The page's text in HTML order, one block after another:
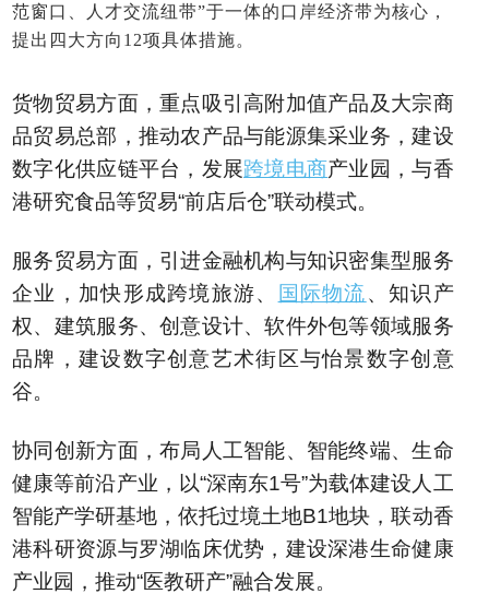
范窗口、人才交流纽带”于一体的口岸经济带为核心，
提出四大方向12项具体措施。
货物贸易方面，重点吸引高附加值产品及大宗商
品贸易总部，推动农产品与能源集采业务，建设
数字化供应链平台，发展跨境电商产业园，与香
港研究食品等贸易“前店后仓”联动模式。
服务贸易方面，引进金融机构与知识密集型服务
企业，加快形成跨境旅游、
国际物流、知识产
权、建筑服务、创意设计、软件外包等领域服务
品牌，建设数字创意艺术街区与怡景数字创意
谷。
协同创新方面，布局人工智能、智能终端、生命
健康等前沿产业，以“深南东1号”为载体建设人工
智能产学研基地，依托过境土地B1地块，联动香
港科研资源与罗湖临床优势，建设深港生命健康
产业园，推动“医教研产”融合发展。